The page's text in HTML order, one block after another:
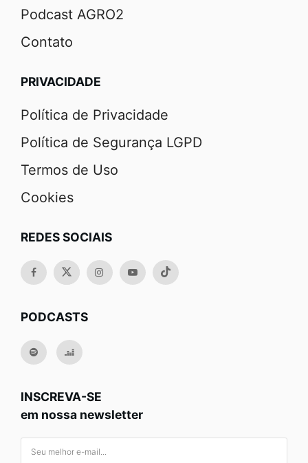
Podcast AGRO2
Contato
PRIVACIDADE
Política de Privacidade
Política de Segurança LGPD
Termos de Uso
Cookies
REDES SOCIAIS
PODCASTS
INSCREVA-SE
em nossa newsletter